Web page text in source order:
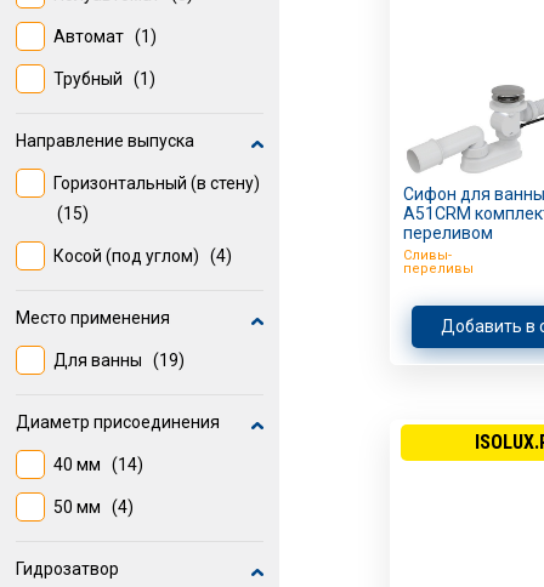
Автомат (1)
Трубный (1)
Направление выпуска
Горизонтальный (в стену)
(15)
Косой (под углом) (4)
Место применения
Для ванны (19)
Диаметр присоединения
40 мм (14)
50 мм (4)
Гидрозатвор
Сифон для
A51CRM
переливом
Сливы-
переливы
Добавить в